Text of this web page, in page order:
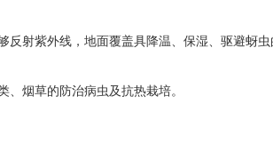
反射紫外线，地面覆盖具降温、保湿、驱避蚜
、烟草的防治病虫及抗热栽培。